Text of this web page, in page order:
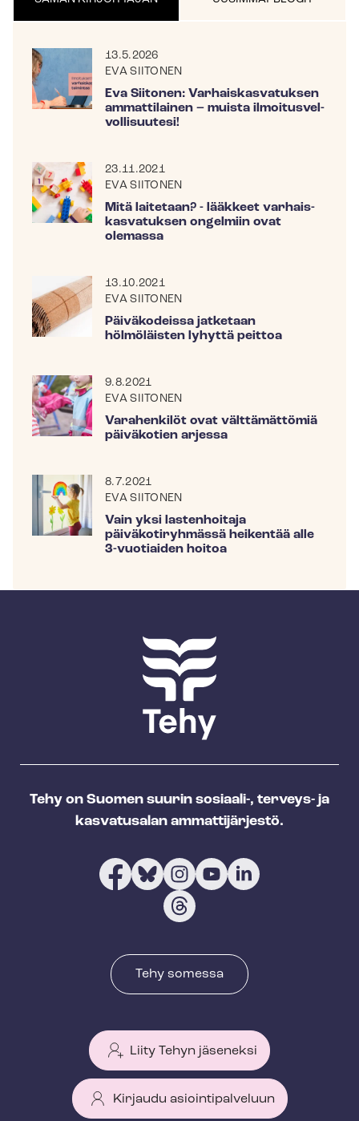
13.5.2026
EVA SIITONEN
Eva Siitonen: Var­hais­kas­va­tuk­sen
ammattilainen – muista il­moi­tus­vel­
vol­li­suu­te­si!
23.11.2021
EVA SIITONEN
Mitä laitetaan? - lääkkeet var­hais­
kas­va­tuk­sen ongelmiin ovat
olemassa
13.10.2021
EVA SIITONEN
Päiväkodeissa jatketaan
hölmöläisten lyhyttä peittoa
9.8.2021
EVA SIITONEN
Varahenkilöt ovat välttämättömiä
päiväkotien arjessa
8.7.2021
EVA SIITONEN
Vain yksi lastenhoitaja
päiväkotiryhmässä heikentää alle
3-vuotiaiden hoitoa
Tehy on Suomen suurin sosiaali-, terveys- ja
kasvatusalan ammattijärjestö.
Tehy somessa
Liity Tehyn jäseneksi
Kirjaudu asiointipalveluun